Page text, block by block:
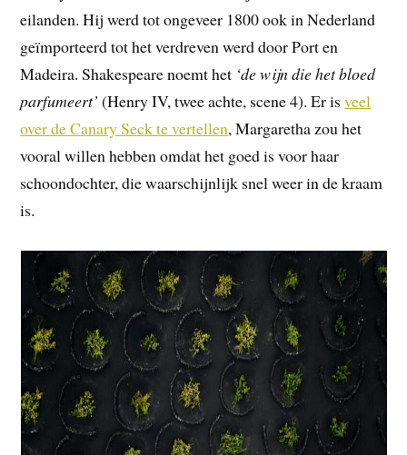
eilanden. Hij werd tot ongeveer 1800 ook in Nederland
geïmporteerd tot het verdreven werd door Port en
Madeira. Shakespeare noemt het ‘de wijn die het bloed
parfumeert’ (Henry IV, twee achte, scene 4). Er isveel
over de Canary Seck te vertellen, Margaretha zou het
vooral willen hebben omdat het goed is voor haar
schoondochter, die waarschijnlijk snel weer in de kraam
is.